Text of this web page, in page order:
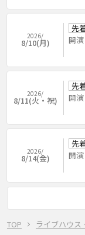
TOP ライブハウス
2026/
8/10(月)
先
開演
2026/
8/11(火・祝)
先
開演
2026/
8/14(金)
先
開演